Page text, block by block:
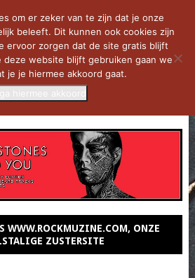
WWW.ROCKMUZINE.COM, ONZE
ZUSTERSITE
om er zeker van te zijn dat je onze
beleeft. Dit kunnen ook cookies zijn
ervoor zorgen dat de site gratis blijft
deze website blijft gebruiken gaan we
je je hiermee akkoord gaat.
ga hiermee akkoord